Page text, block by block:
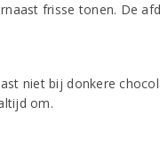
frisse tonen. De
niet bij donkere
om.